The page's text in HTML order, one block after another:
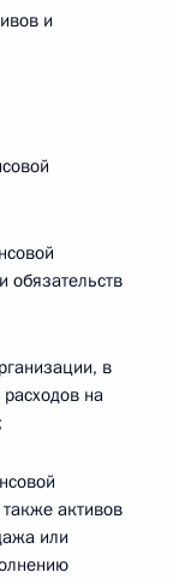
и
обязательств
в
на
активов
или